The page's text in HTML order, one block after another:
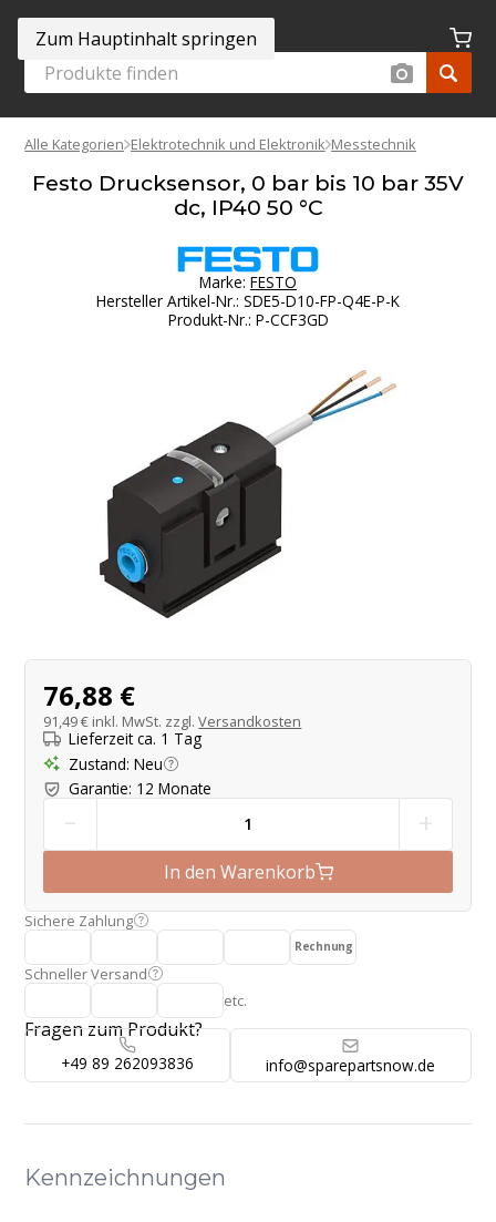
Zum Hauptinhalt springen
Alle Kategorien Elektrotechnik und Elektronik Messtechnik
Festo Drucksensor, 0 bar bis 10 bar 35V
dc, IP40 50 °C
Marke: FESTO
Hersteller Artikel-Nr.: SDE5-D10-FP-Q4E-P-K
Produkt-Nr.: P-CCF3GD
Produktangebot
76,88 €
91,49 € inkl. MwSt. zzgl.Versandkosten
Lieferzeit ca. 1 Tag
Zustand: Neu
Garantie: 12 Monate
- +
In den Warenkorb
Sichere Zahlung
Rechnung
Schneller Versand
etc.
Fragen zum Produkt?
+49 89 262093836 info@sparepartsnow.de
Kennzeichnungen